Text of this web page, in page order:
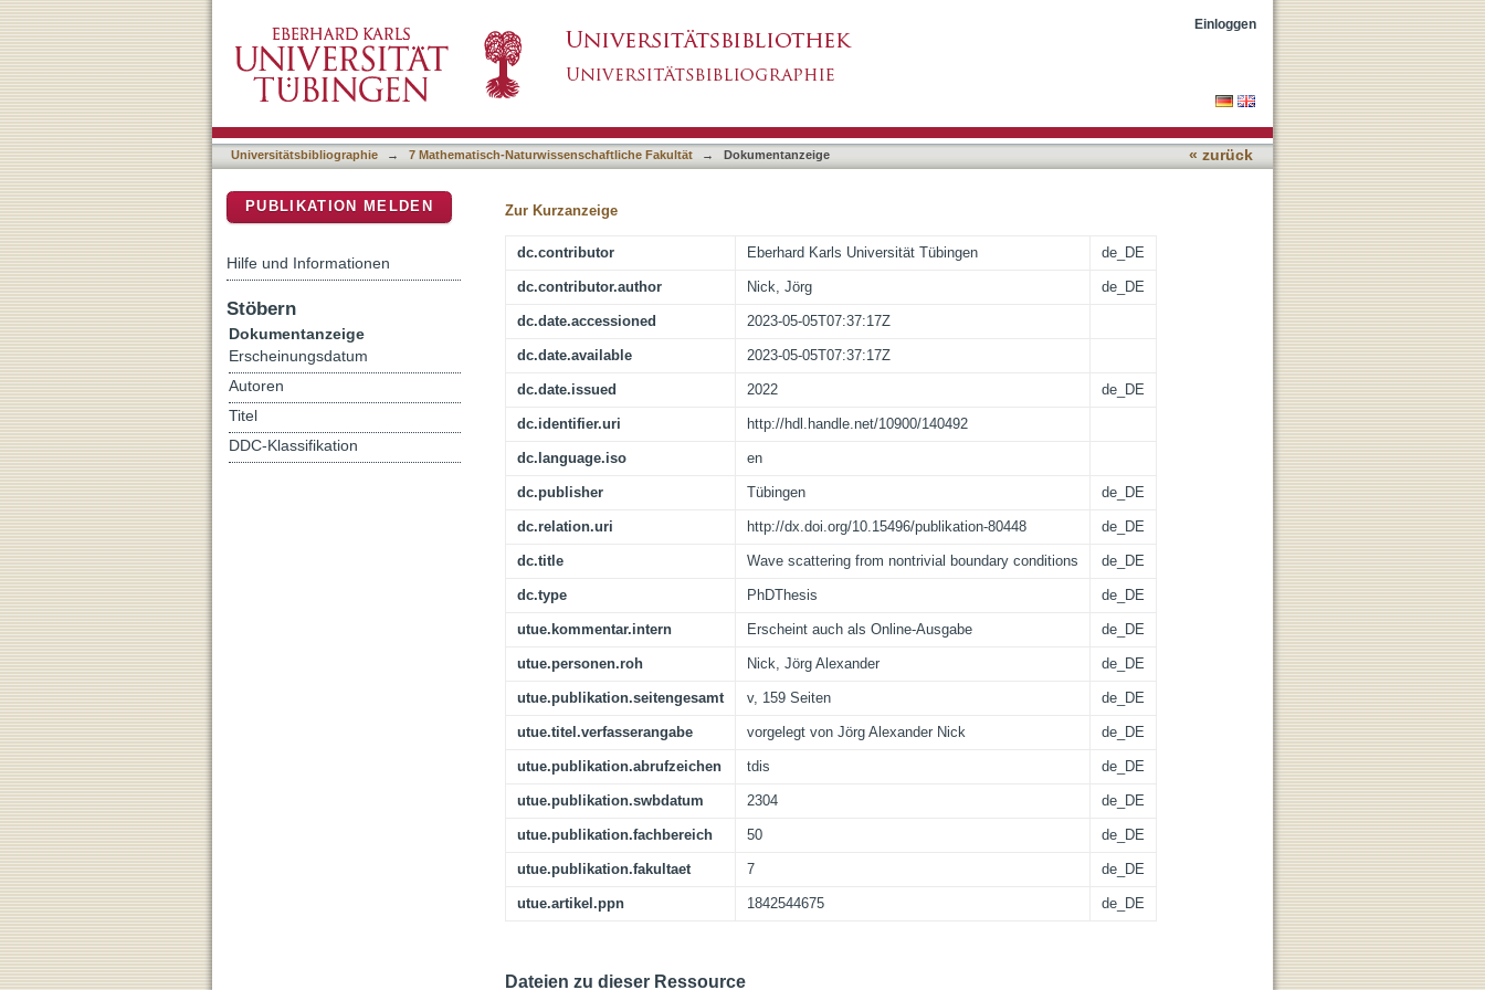
Einloggen
Universitätsbibliographie → 7 Mathematisch-Naturwissenschaftliche Fakultät → Dokumentanzeige « zurück
Zur Kurzanzeige
dc.contributor Eberhard Karls Universität Tübingen de_DE
dc.contributor.author Nick, Jörg de_DE
dc.date.accessioned 2023-05-05T07:37:17Z
dc.date.available 2023-05-05T07:37:17Z
dc.date.issued 2022 de_DE
dc.identifier.uri http://hdl.handle.net/10900/140492
dc.language.iso en
dc.publisher Tübingen de_DE
dc.relation.uri http://dx.doi.org/10.15496/publikation-80448 de_DE
dc.title Wave scattering from nontrivial boundary conditions de_DE
dc.type PhDThesis de_DE
utue.kommentar.intern Erscheint auch als Online-Ausgabe de_DE
utue.personen.roh Nick, Jörg Alexander de_DE
utue.publikation.seitengesamt v, 159 Seiten de_DE
utue.titel.verfasserangabe vorgelegt von Jörg Alexander Nick de_DE
utue.publikation.abrufzeichen tdis de_DE
utue.publikation.swbdatum 2304 de_DE
utue.publikation.fachbereich 50 de_DE
utue.publikation.fakultaet 7 de_DE
utue.artikel.ppn 1842544675 de_DE
Dateien zu dieser Ressource
PUBLIKATION MELDEN
Hilfe und Informationen
Stöbern
Dokumentanzeige
Erscheinungsdatum
Autoren
Titel
DDC-Klassifikation